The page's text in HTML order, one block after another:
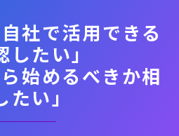
社で活用できる
したい」
始めるべきか相
たい」